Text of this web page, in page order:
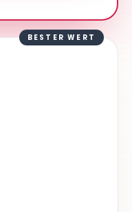
BESTER WERT